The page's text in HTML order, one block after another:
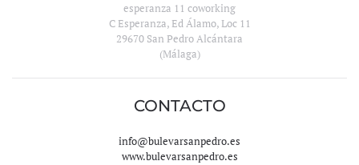
esperanza 11 coworking
C Esperanza, Ed Álamo, Loc 11
29670 San Pedro Alcántara
(Málaga)
CONTACTO
info@bulevarsanpedro.es
www.bulevarsanpedro.es